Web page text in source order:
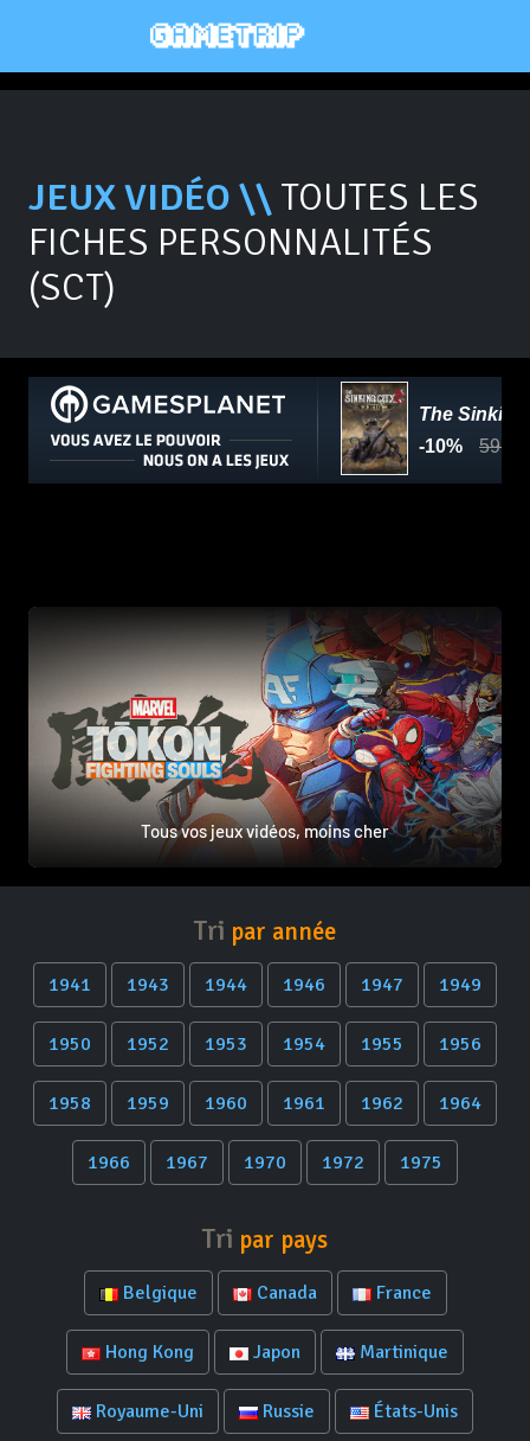
JEUX VIDÉO \\ TOUTES LES
FICHES PERSONNALITÉS
(SCT)
Tous vos jeux vidéos, moins cher
Tri par année
1941 1943 1944 1946 1947 1949
1950 1952 1953 1954 1955 1956
1958 1959 1960 1961 1962 1964
1966 1967 1970 1972 1975
Tri par pays
Belgique Canada France
Hong Kong Japon Martinique
Royaume-Uni Russie États-Unis